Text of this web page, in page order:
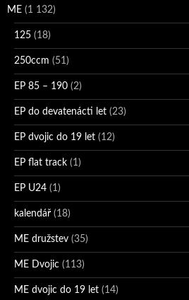
ME (1 132)
125 (18)
250ccm (51)
EP 85 – 190 (2)
EP do devatenácti let (23)
EP dvojic do 19 let (12)
EP flat track (1)
EP U24 (1)
kalendář (18)
ME družstev (35)
ME Dvojic (113)
ME dvojic do 19 let (14)